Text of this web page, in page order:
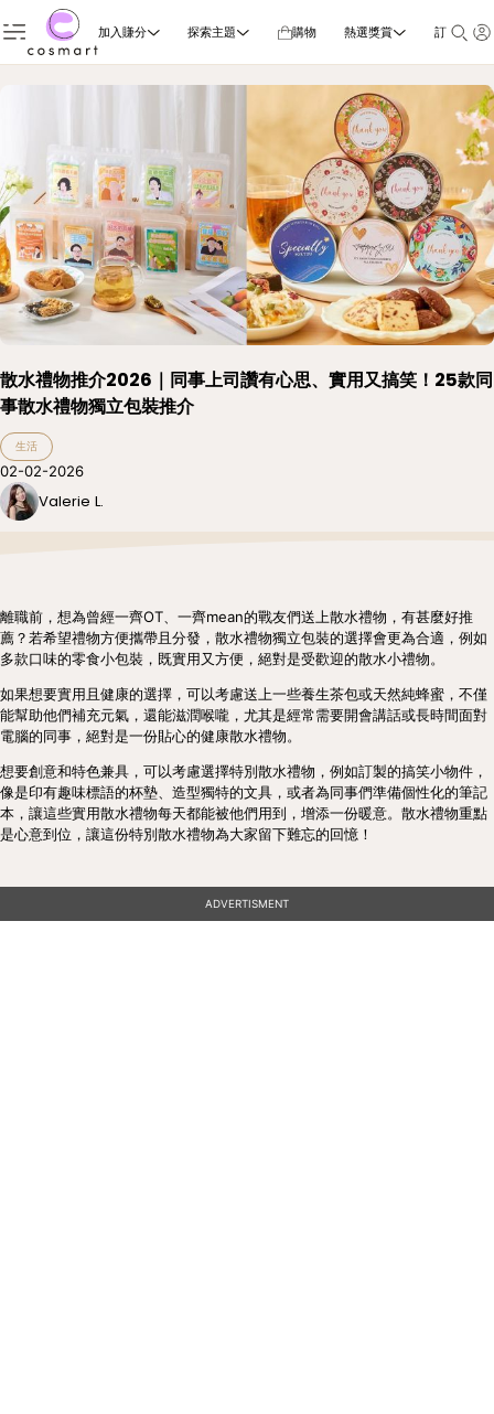
加入賺分 探索主題 購物 熱選獎賞 訂閱雜誌
散水禮物推介2026｜同事上司讚有心思、實用又搞笑！25款同
事散水禮物獨立包裝推介
生活
02-02-2026
Valerie L.
離職前，想為曾經一齊OT、一齊mean的戰友們送上散水禮物，有甚麼好推
薦？若希望禮物方便攜帶且分發，散水禮物獨立包裝的選擇會更為合適，例如
多款口味的零食小包裝，既實用又方便，絕對是受歡迎的散水小禮物。
如果想要實用且健康的選擇，可以考慮送上一些養生茶包或天然純蜂蜜，不僅
能幫助他們補充元氣，還能滋潤喉嚨，尤其是經常需要開會講話或長時間面對
電腦的同事，絕對是一份貼心的健康散水禮物。
想要創意和特色兼具，可以考慮選擇特別散水禮物，例如訂製的搞笑小物件，
像是印有趣味標語的杯墊、造型獨特的文具，或者為同事們準備個性化的筆記
本，讓這些實用散水禮物每天都能被他們用到，增添一份暖意。散水禮物重點
是心意到位，讓這份特別散水禮物為大家留下難忘的回憶！
ADVERTISMENT